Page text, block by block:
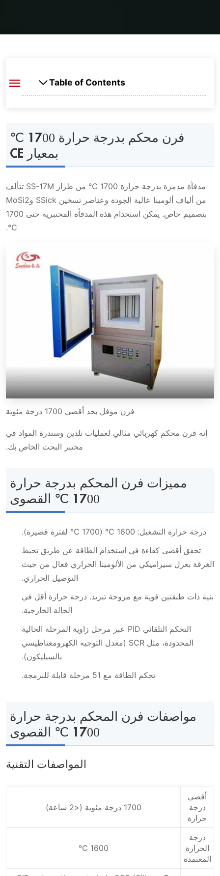
Table of Contents
مميزات فرن المحكم بدرجة حرارة 1700 ℃
القصوى
مواصفات فرن المحكم بدرجة حرارة 1700 ℃
القصوى
المواصفات التقنية
فرن محكم بدرجة حرارة 1700 ℃
بمعيار CE
مدفأة مدمرة بدرجة حرارة 1700 ℃ من طراز SS-17M تتألف
من ألياف ألومينا عالية الجودة وعناصر تسخين SSick وMoSi2
بتصميم خاص. يمكن استخدام هذه المدفأة المختبرية حتى 1700
℃.
فرن موفل بحد أقصى 1700 درجة مئوية
إنه فرن محكم كهربائي مثالي لعمليات تلدين وسندرة المواد في
مختبر البحث الخاص بك.
مميزات فرن المحكم بدرجة حرارة
1700 ℃ القصوى
درجة حرارة التشغيل: 1600 ℃ (1700 ℃ لفترة قصيرة).
تحقق أقصى كفاءة في استخدام الطاقة عن طريق تحيط
الغرفة بعزل سيراميكي من الألومينا الحراري فعال من حيث
التوصيل الحراري.
بنية ذات طبقتين قوية مع مروحة تبريد. درجة حرارة أقل في
الحالة الخارجية.
التحكم التلقائي PID عبر مرحل زاوية المرحلة الحالية
المحدودة، مثل SCR (معدل التوجيه الكهرومغناطيسي
بالسيليكون).
تحكم الطاقة مع 51 مرحلة قابلة للبرمجة.
مواصفات فرن المحكم بدرجة حرارة
1700 ℃ القصوى
المواصفات التقنية
أقصى
درجة
حرارة
1700 درجة مئوية (<2 ساعة)
درجة
الحرارة
المعتمدة
1600 ℃